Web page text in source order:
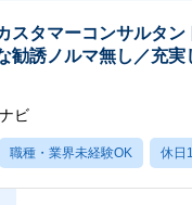
タマーコンサルタン
勧誘ノルマ無し／充実
ビ
職種・業界未経験OK 休日